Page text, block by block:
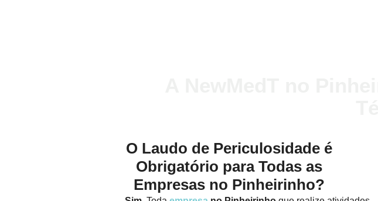
O Laudo de Periculosidade é
Obrigatório para Todas as
Empresas no Pinheirinho?